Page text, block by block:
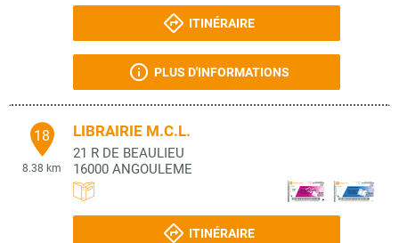
ITINÉRAIRE
PLUS D'INFORMATIONS
18
8.38 km
LIBRAIRIE M.C.L.
21 R DE BEAULIEU
16000 ANGOULEME
ITINÉRAIRE